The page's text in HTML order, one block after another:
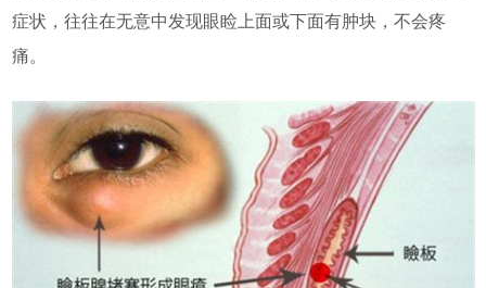
症状，往往在无意中发现眼睑上面或下面有肿块，不会疼
痛。